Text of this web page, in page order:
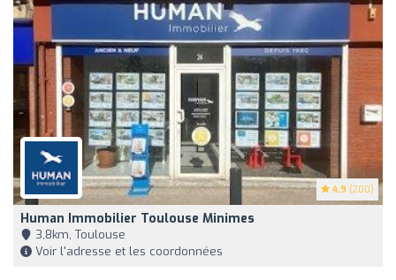
4.9 (200)
Human Immobilier Toulouse Minimes
3,8km, Toulouse
Voir l'adresse et les coordonnées